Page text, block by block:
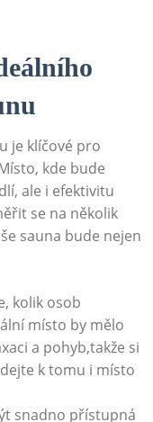
je klíčové pro
kde bude
ale i efektivitu
se na několik
⁢sauna bude nejen
kolik osob
místo by mělo
a pohyb,takže si
k tomu ⁢i místo
snadno‍ přístupná